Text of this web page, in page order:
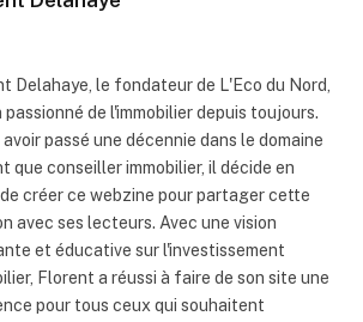
Delahaye, le fondateur de L'Eco du Nord,
passionné de l'immobilier depuis toujours.
passé une décennie dans le domaine
que conseiller immobilier, il décide en
créer ce webzine pour partager cette
avec ses lecteurs. Avec une vision
et éducative sur l'investissement
Florent a réussi à faire de son site une
pour tous ceux qui souhaitent